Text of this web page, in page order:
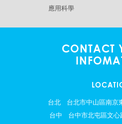
應用科學
CONTACT
台北
台北市中山區南京
台中
台中市北屯區文